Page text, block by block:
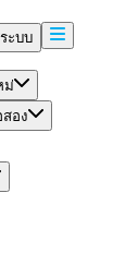
ะบบ
ม่
อง